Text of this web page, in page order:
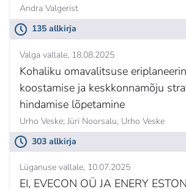
Andra Valgerist
135 allkirja
Valga vallale 18.08.2025
Kohaliku omavalitsuse
koostamise ja keskkonnamõju
hindamise lõpetamine
Urho Veske; Jüri Noorsalu, Urho Veske
303 allkirja
Lüganuse vallale 10.07.2025
EI, EVECON OÜ JA ENERY